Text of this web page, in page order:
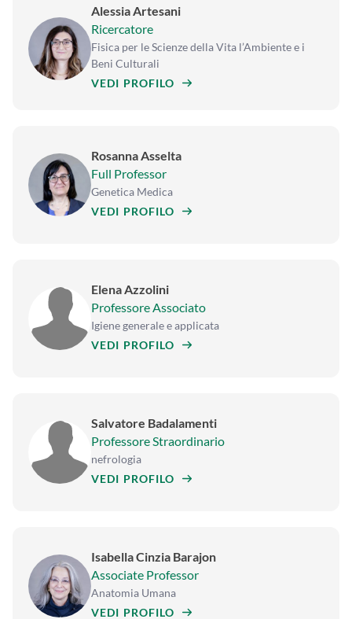
Alessia Artesani
Ricercatore
Fisica per le Scienze della Vita l’Ambiente e i
Beni Culturali
VEDI PROFILO
Rosanna Asselta
Full Professor
Genetica Medica
VEDI PROFILO
Elena Azzolini
Professore Associato
Igiene generale e applicata
VEDI PROFILO
Salvatore Badalamenti
Professore Straordinario
nefrologia
VEDI PROFILO
Isabella Cinzia Barajon
Associate Professor
Anatomia Umana
VEDI PROFILO